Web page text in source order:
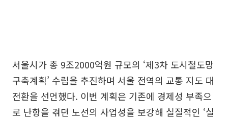
서울시가 총 9조2000억원 규모의 ‘제3차 도시철도망
구축계획’ 수립을 추진하며 서울 전역의 교통 지도 대
전환을 선언했다. 이번 계획은 기존에 경제성 부족으
로 난항을 겪던 노선의 사업성을 보강해 실질적인 ‘실